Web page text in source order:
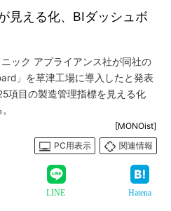
見える化、BIダッシュボ
ック アプライアンス社が同社の
」を草津工場に導入したと発表
項目の製造管理指標を見える化
[MONOist]
PC用表示
関連情報
LINE Hatena